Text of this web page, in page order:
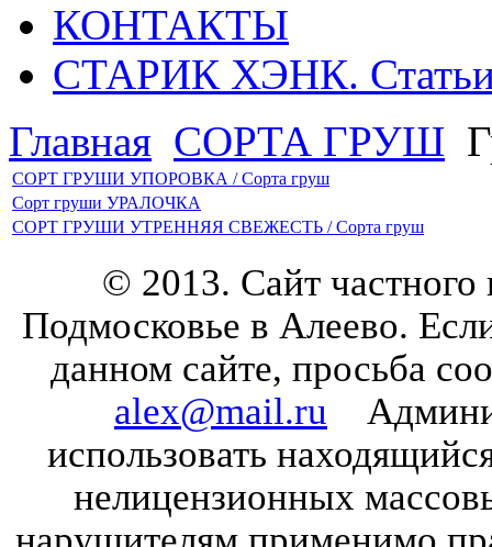
КОНТАКТЫ
СТАРИК ХЭНК.
Главная СОРТА ГРУШ
СОРТ ГРУШИ УПОРОВКА / Сорта груш
Сорт груши УРАЛОЧКА
СОРТ ГРУШИ УТРЕННЯЯ СВЕЖЕСТЬ / Сорта груш
© 2013. Сайт частного
Подмосковье в Алеево.
данном сайте, просьба
alex@mail.ru
использовать
нелицензионных